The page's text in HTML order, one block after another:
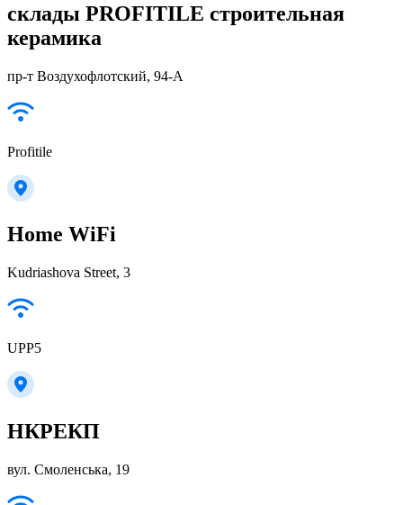
склады PROFITILE строительная
керамика
пр-т Воздухофлотский, 94-А
Profitile
Home WiFi
Kudriashova Street, 3
UPP5
НКРЕКП
вул. Смоленська, 19